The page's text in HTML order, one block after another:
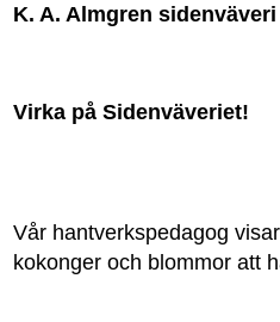
K. A. Almgren
Virka på Sidenväveriet!
Vår hantverkspedagog
kokonger och blommor att